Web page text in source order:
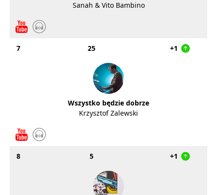
Sanah & Vito Bambino
7 25 +1
Wszystko będzie dobrze
Krzysztof Zalewski
8 5 +1